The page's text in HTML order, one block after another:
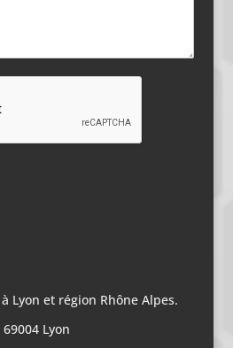
Lyon et région Rhône Alpes.
Lyon